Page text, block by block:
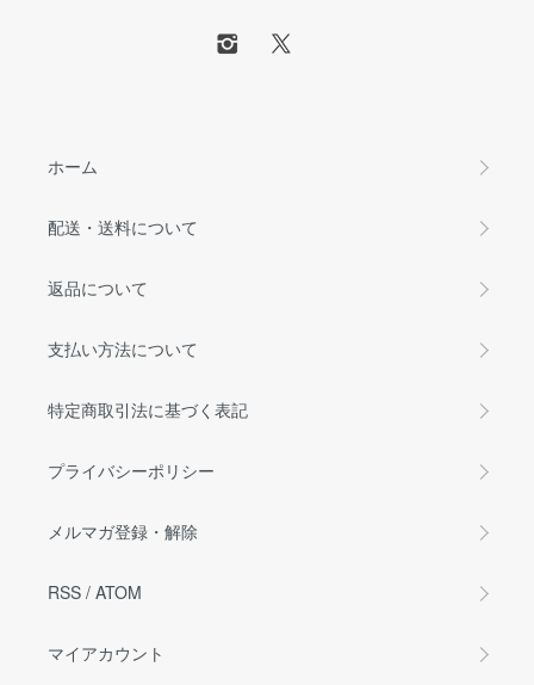
ホーム
配送・送料について
返品について
支払い方法について
特定商取引法に基づく表記
プライバシーポリシー
メルマガ登録・解除
RSS / ATOM
マイアカウント